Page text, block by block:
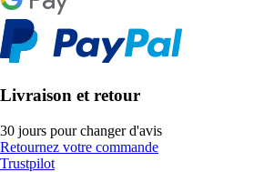
Livraison et retour
30 jours pour changer d'avis
Retournez votre commande
Trustpilot